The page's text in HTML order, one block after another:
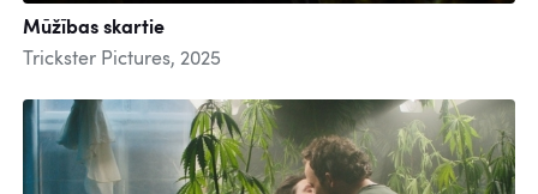
Mūžības skartie
Trickster Pictures, 2025